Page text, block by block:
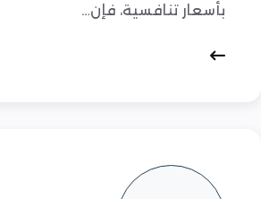
بأسعار تنافسية، فإن…